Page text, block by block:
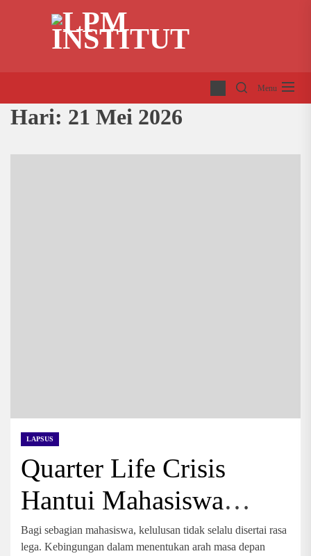
Menu
Hari: 21 Mei 2026
LAPSUS
Quarter Life Crisis
Hantui Mahasiswa
Akhir
Bagi sebagian mahasiswa, kelulusan tidak selalu disertai rasa
lega. Kebingungan dalam menentukan arah masa depan